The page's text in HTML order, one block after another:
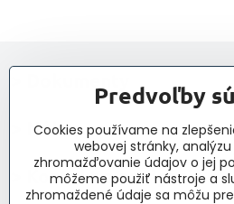
> Nákup
> Kontakt a navigácia
Predvoľby
Cookies používame na
webovej stránky,
zhromažďovanie údajov o jej
môžeme použiť nástroje a
zhromaždené údaje sa môžu